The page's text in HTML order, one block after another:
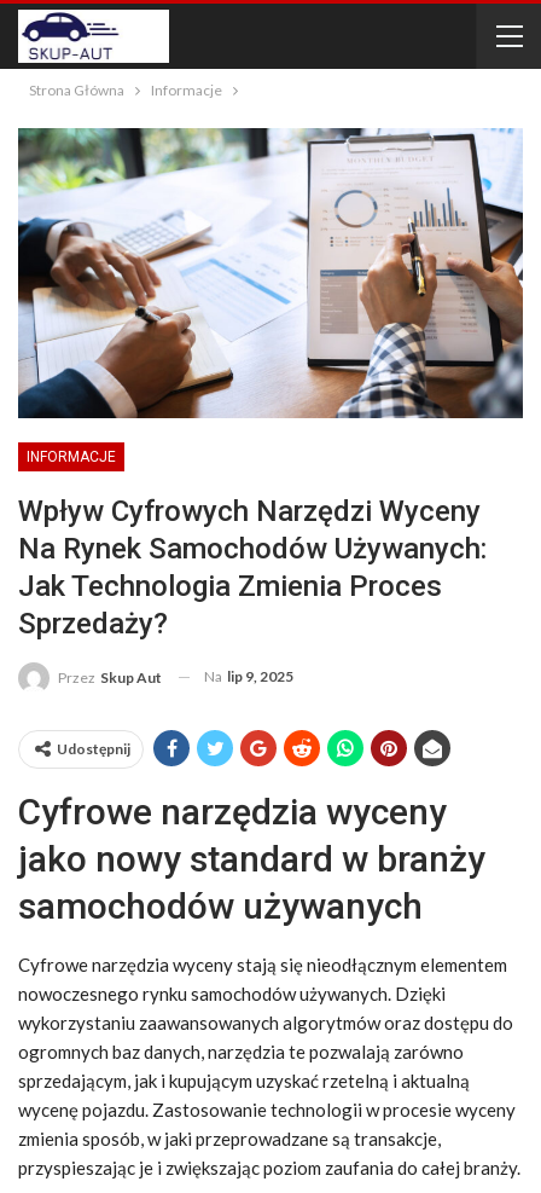
Strona Główna Informacje
INFORMACJE
Wpływ Cyfrowych Narzędzi Wyceny
Na Rynek Samochodów Używanych:
Jak Technologia Zmienia Proces
Sprzedaży?
Przez Skup Aut Na lip 9, 2025
Udostępnij
Cyfrowe narzędzia wyceny
jako nowy standard w branży
samochodów używanych
Cyfrowe narzędzia wyceny stają się nieodłącznym elementem
nowoczesnego rynku samochodów używanych. Dzięki
wykorzystaniu zaawansowanych algorytmów oraz dostępu do
ogromnych baz danych, narzędzia te pozwalają zarówno
sprzedającym, jak i kupującym uzyskać rzetelną i aktualną
wycenę pojazdu. Zastosowanie technologii w procesie wyceny
zmienia sposób, w jaki przeprowadzane są transakcje,
przyspieszając je i zwiększając poziom zaufania do całej branży.